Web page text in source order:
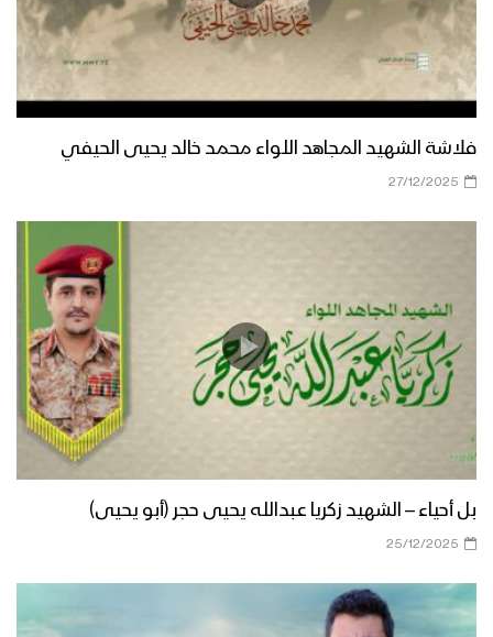
فلاشة الشهيد المجاهد اللواء محمد خالد يحيى الحيفي
27/12/2025
بل أحياء – الشهيد زكريا عبدالله يحيى حجر (أبو يحيى)
25/12/2025